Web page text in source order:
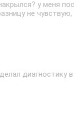
у меня пос
не чувствую,
диагностику в